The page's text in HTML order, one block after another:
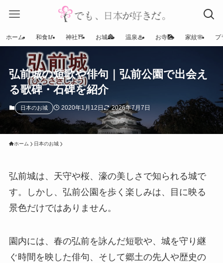
ホーム 和食🥢 神社⛩ お城🏯 温泉♨ お寺🎑 家紋🌸 プ
弘前城の短歌や俳句｜弘前公園で出会え
る歌碑・石碑を紹介
日本のお城 2020年1月12日 2026年7月7日
ホーム 日本のお城
弘前城は、天守や桜、濠の美しさで知られる城で
す。しかし、弘前公園を歩く楽しみは、目に映る
景色だけではありません。
園内には、春の弘前を詠んだ短歌や、城を守り継
ぐ時間を映した俳句、そして郷土の先人や歴史の